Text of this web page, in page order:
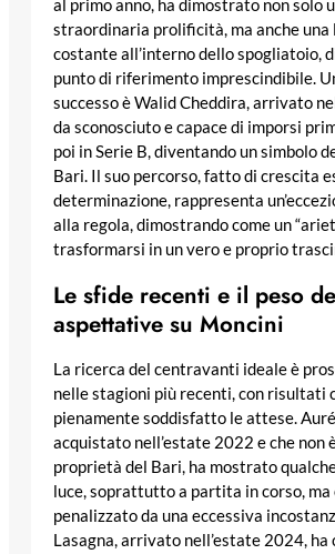
al primo anno, ha dimostrato non solo
straordinaria prolificità, ma anche una
costante all’interno dello spogliatoio,
punto di riferimento imprescindibile.
successo è Walid Cheddira, arrivato
da sconosciuto e capace di imporsi
poi in Serie B, diventando un simbolo
Bari. Il suo percorso, fatto di crescita
determinazione, rappresenta
alla regola, dimostrando come un
trasformarsi in un vero e proprio
Le sfide recenti e il peso
aspettative su Moncini
La ricerca del centravanti ideale è
nelle stagioni più recenti, con risultati
pienamente soddisfatto le attese.
acquistato nell’estate 2022 e che non
proprietà del Bari, ha mostrato
luce, soprattutto a partita in corso, ma
penalizzato da una eccessiva
Lasagna, arrivato nell’estate 2024,